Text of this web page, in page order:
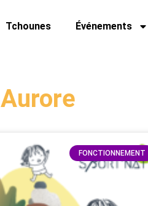
Tchounes Événements
Aurore
FONCTIONNEMENT